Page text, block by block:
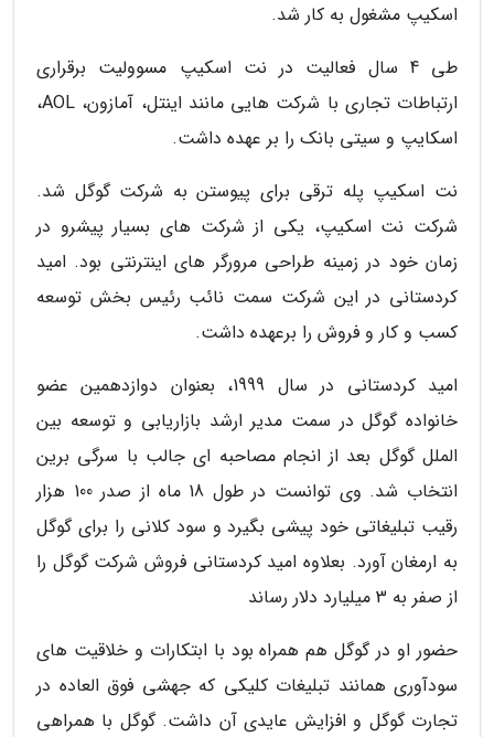
اسکیپ مشغول به کار شد.
طی 4 سال فعالیت در نت اسکیپ مسوولیت برقراری
ارتباطات تجاری با شرکت هایی مانند اینتل، آمازون، AOL،
اسکایپ و سیتی بانک را بر عهده داشت.
نت اسکیپ پله ترقی برای پیوستن به شرکت گوگل شد.
شرکت نت اسکیپ، یکی از شرکت های بسیار پیشرو در
زمان خود در زمینه طراحی مرورگر های اینترنتی بود. امید
کردستانی در این شرکت سمت نائب رئیس بخش توسعه
کسب و کار و فروش را برعهده داشت.
امید کردستانی در سال 1999، بعنوان دوازدهمین عضو
خانواده گوگل در سمت مدیر ارشد بازاریابی و توسعه بین
الملل گوگل بعد از انجام مصاحبه ای جالب با سرگی برین
انتخاب شد. وی توانست در طول 18 ماه از صدر 100 هزار
رقیب تبلیغاتی خود پیشی بگیرد و سود کلانی را برای گوگل
به ارمغان آورد. بعلاوه امید کردستانی فروش شرکت گوگل را
از صفر به 3 میلیارد دلار رساند
حضور او در گوگل هم همراه بود با ابتکارات و خلاقیت های
سودآوری همانند تبلیغات کلیکی که جهشی فوق العاده در
تجارت گوگل و افزایش عایدی آن داشت. گوگل با همراهی